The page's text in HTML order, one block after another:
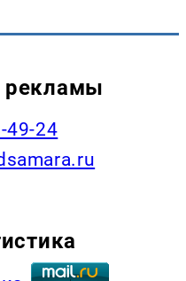
49-24